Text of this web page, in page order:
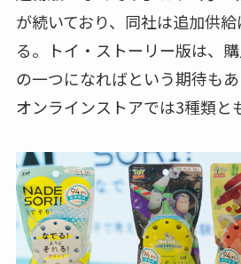
が続いており、同社は追加供
る。トイ・ストーリー版は、
の一つになればという期待も
オンラインストアでは3種類と